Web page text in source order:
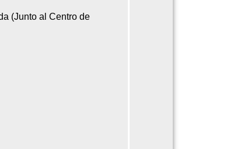
(Junto al Centro de